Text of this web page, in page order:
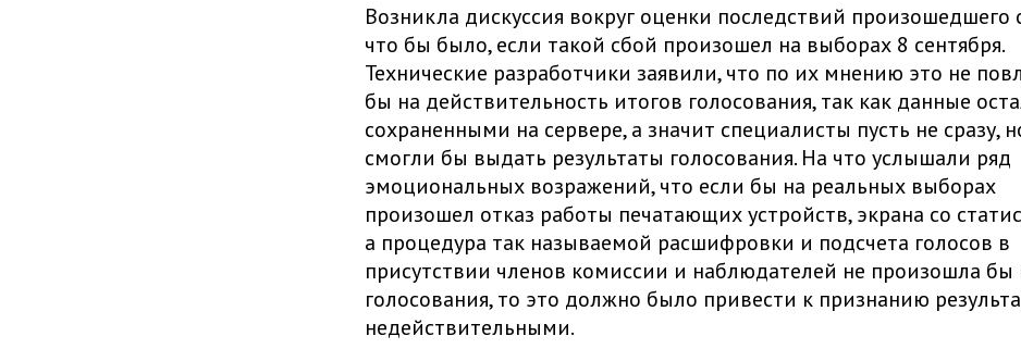
Возникла дискуссия вокруг оценки последствий произошедшего
что бы было, если такой сбой произошел на выборах 8 сентября.
Технические разработчики заявили, что по их мнению это не
бы на действительность итогов голосования, так как данные
сохраненными на сервере, а значит специалисты пусть не сразу,
смогли бы выдать результаты голосования. На что услышали ряд
эмоциональных возражений, что если бы на реальных выборах
произошел отказ работы печатающих устройств, экрана со
а процедура так называемой расшифровки и подсчета голосов в
присутствии членов комиссии и наблюдателей не произошла бы
голосования, то это должно было привести к признанию
недействительными.